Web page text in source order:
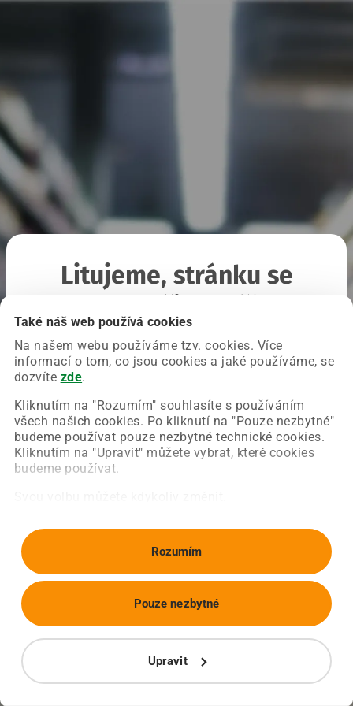
Také náš web používá cookies
Na našem webu používáme tzv. cookies. Více
informací o tom, co jsou cookies a jaké používáme, se
dozvíte zde.
Kliknutím na "Rozumím" souhlasíte s používáním
všech našich cookies. Po kliknutí na "Pouze nezbytné"
budeme používat pouze nezbytné technické cookies.
Kliknutím na "Upravit" můžete vybrat, které cookies
budeme používat.
Rozumím
Upravit
Pouze nezbytné
Litujeme, stránku se
Chyba nastala na naší straně a už ji opravujeme.
Zkuste prosím znovu načíst požadovanou stránku.
Obnovit stránku Úvodní strana